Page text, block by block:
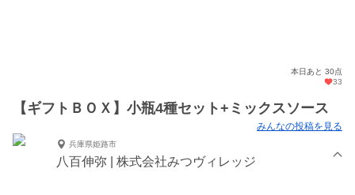
本日あと 30点
33
【ギフトＢＯＸ】小瓶4種セット+ミックスソース
みんなの投稿を見る
兵庫県姫路市
八百伸弥 | 株式会社みつヴィレッジ